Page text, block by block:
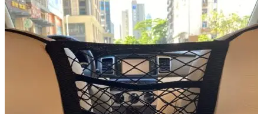
Navigatie Duster 2011
Navigatie Duster 2019
Audi
Navigatie Audi A3 8p
Navigatie Audi A4
Navigatie Audi A4 B6
Navigatie Audi A4 B7
Navigatie Audi A4 B8
Navigatie Audi A5
Navigatie Audi A6 C5